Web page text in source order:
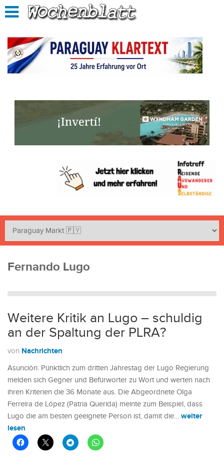
Fernando Lugo
Weitere Kritik an Lugo – schuldig
an der Spaltung der PLRA?
von Nachrichten
Asunción: Pünktlich zum dritten Jahrestag der Lugo Regierung
melden sich Gegner und Befürworter zu Wort und werten nach
ihren Kriterien die 36 Monate aus. Die Abgeordnete Olga
Ferreira de López (Patria Querida) meinte zum Beispiel, dass
Lugo die am besten geeignete Person ist, damit die… weiter
lesen